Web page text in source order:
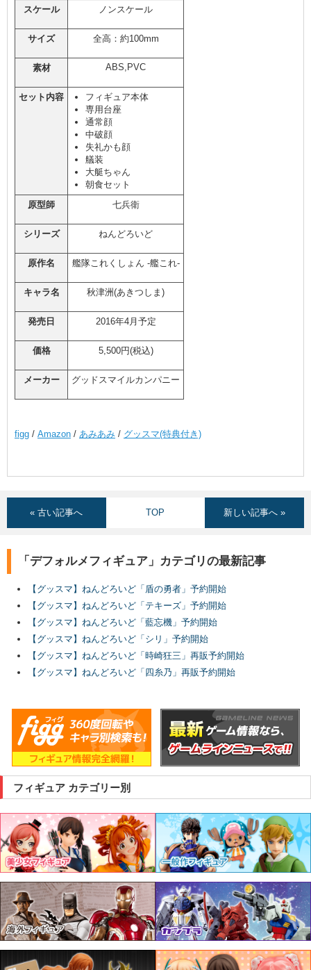
スケール ノンスケール
サイズ 全高：約100mm
素材 ABS,PVC
セット内容
フィギュア本体
専用台座
通常顔
中破顔
失礼かも顔
艤装
大艇ちゃん
朝食セット
原型師
七兵衛
シリーズ ねんどろいど
原作名 艦隊これくしょん -艦これ-
キャラ名 秋津洲(あきつしま)
発売日 2016年4月予定
価格 5,500円(税込)
メーカー グッドスマイルカンパニー
figg / Amazon / あみあみ / グッスマ(特典付き)
« 古い記事へ TOP 新しい記事へ »
「デフォルメフィギュア」カテゴリの最新記事
【グッスマ】ねんどろいど「盾の勇者」予約開始
【グッスマ】ねんどろいど「テキーズ」予約開始
【グッスマ】ねんどろいど「藍忘機」予約開始
【グッスマ】ねんどろいど「シリ」予約開始
【グッスマ】ねんどろいど「時崎狂三」再販予約開始
【グッスマ】ねんどろいど「四糸乃」再販予約開始
フィギュア カテゴリー別